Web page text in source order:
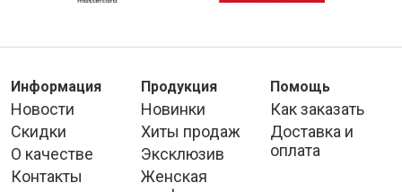
Информация
Новости
Скидки
О качестве
Контакты
Продукция
Новинки
Хиты продаж
Эксклюзив
Женская
Помощь
Как заказать
Доставка и
оплата